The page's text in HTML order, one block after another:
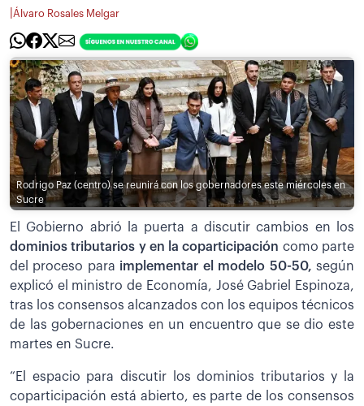
Álvaro Rosales Melgar
Rodrigo Paz (centro) se reunirá con los gobernadores este miércoles en
Sucre
El Gobierno abrió la puerta a discutir cambios en los
dominios tributarios y en la coparticipación como parte
del proceso para implementar el modelo 50-50,según
explicó el ministro de Economía, José Gabriel Espinoza,
tras los consensos alcanzados con los equipos técnicos
de las gobernaciones en un encuentro que se dio este
martes en Sucre.
“El espacio para discutir los dominios tributarios y la
coparticipación está abierto, es parte de los consensos